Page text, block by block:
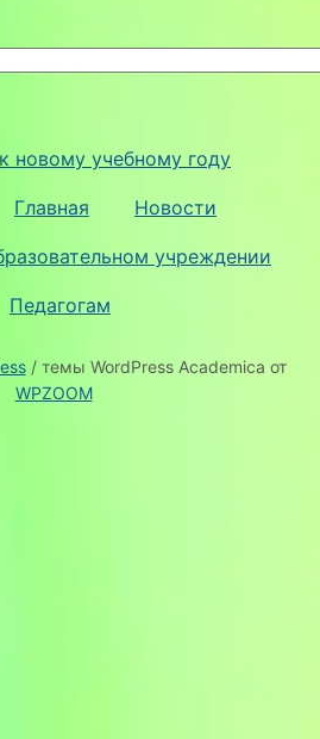
новому учебному году
Главная Новости
учреждении
Педагогам
/ темы WordPress Academica от
WPZOOM